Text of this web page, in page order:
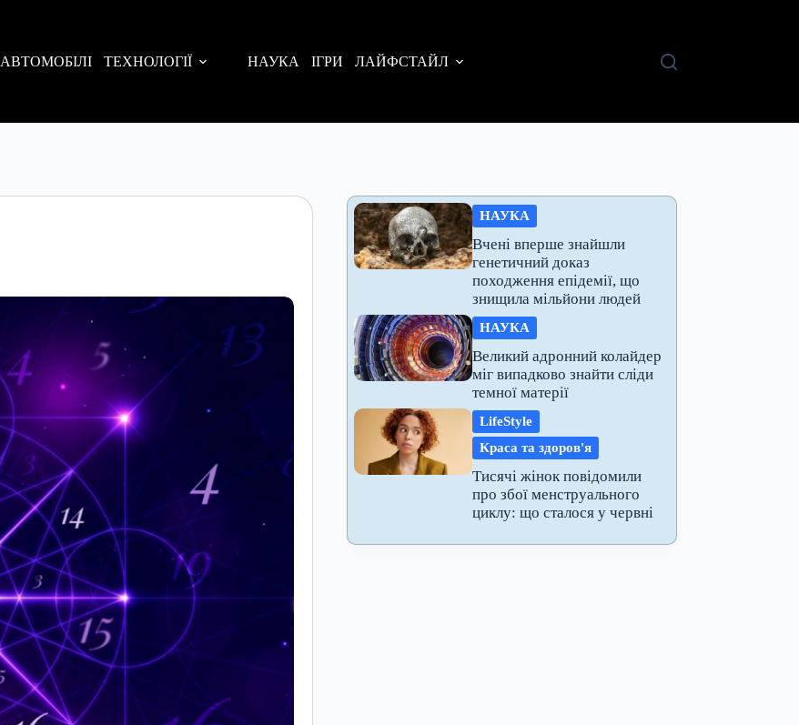
АВТОМОБІЛІ ТЕХНОЛОГІЇ НАУКА ІГРИ ЛАЙФСТАЙЛ
НАУКА
Вчені вперше знайшли
генетичний доказ
походження епідемії, що
знищила мільйони людей
НАУКА
Великий адронний колайдер
міг випадково знайти сліди
темної матерії
LifeStyle
Краса та здоров'я
Тисячі жінок повідомили
про збої менструального
циклу: що сталося у червні